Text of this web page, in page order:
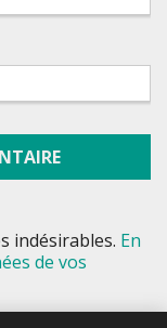
indésirables. En
de vos